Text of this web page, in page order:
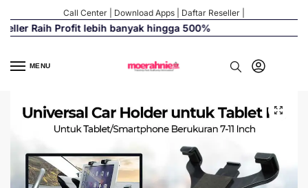
Call Center Download Apps Daftar Reseller
Raih Profit lebih banyak hingga 500%
MENU